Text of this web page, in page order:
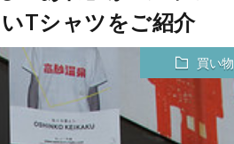
Tシャツをご紹介
買い物